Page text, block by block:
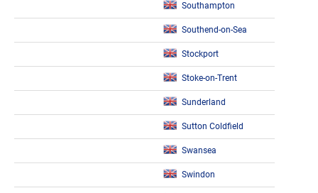
Southampton
Southend-on-Sea
Stockport
Stoke-on-Trent
Sunderland
Sutton Coldfield
Swansea
Swindon